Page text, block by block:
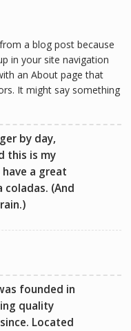
a blog post because
in your site navigation
an About page that
It might say something
by day,
this is my
a great
coladas. (And
founded in
quality
Located